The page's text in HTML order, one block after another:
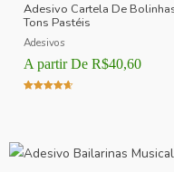
Adesivo Cartela De
Tons Pastéis
Adesivos
A partir De R$40,60